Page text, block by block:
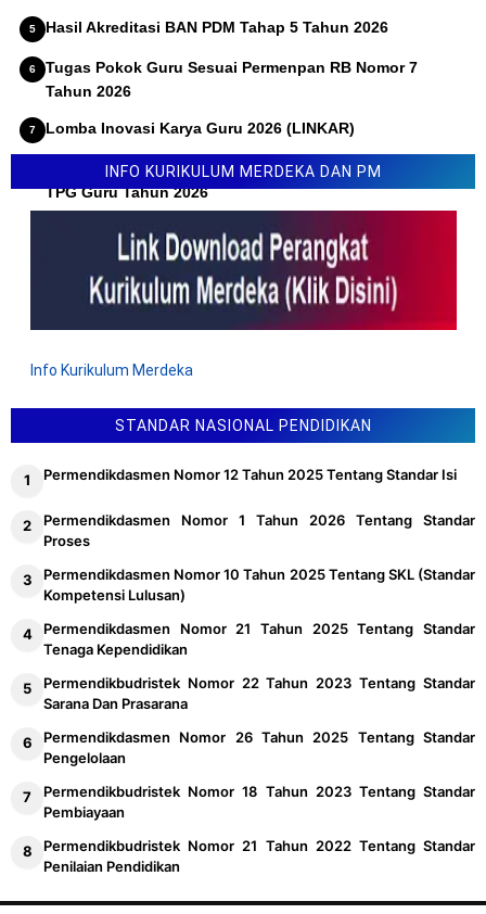
Hasil Akreditasi BAN PDM Tahap 5 Tahun 2026
Tugas Pokok Guru Sesuai Permenpan RB Nomor 7
Tahun 2026
Lomba Inovasi Karya Guru 2026 (LINKAR)
Permendikdasmen Nomor 10 Tahun 2026 Tentang Juknis
TPG Guru Tahun 2026
INFO KURIKULUM MERDEKA DAN PM
Info Kurikulum Merdeka
STANDAR NASIONAL PENDIDIKAN
Permendikdasmen Nomor 12 Tahun 2025 Tentang Standar Isi
Permendikdasmen Nomor 1 Tahun 2026 Tentang Standar
Proses
Permendikdasmen Nomor 10 Tahun 2025 Tentang SKL (Standar
Kompetensi Lulusan)
Permendikdasmen Nomor 21 Tahun 2025 Tentang Standar
Tenaga Kependidikan
Permendikbudristek Nomor 22 Tahun 2023 Tentang Standar
Sarana Dan Prasarana
Permendikdasmen Nomor 26 Tahun 2025 Tentang Standar
Pengelolaan
Permendikbudristek Nomor 18 Tahun 2023 Tentang Standar
Pembiayaan
Permendikbudristek Nomor 21 Tahun 2022 Tentang Standar
Penilaian Pendidikan